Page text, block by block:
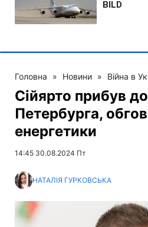
Головна » Новини » Війна в
Сійярто прибув
Петербурга,
енергетики
14:45 30.08.2024 Пт
НАТАЛІЯ ГУРКОВСЬКА